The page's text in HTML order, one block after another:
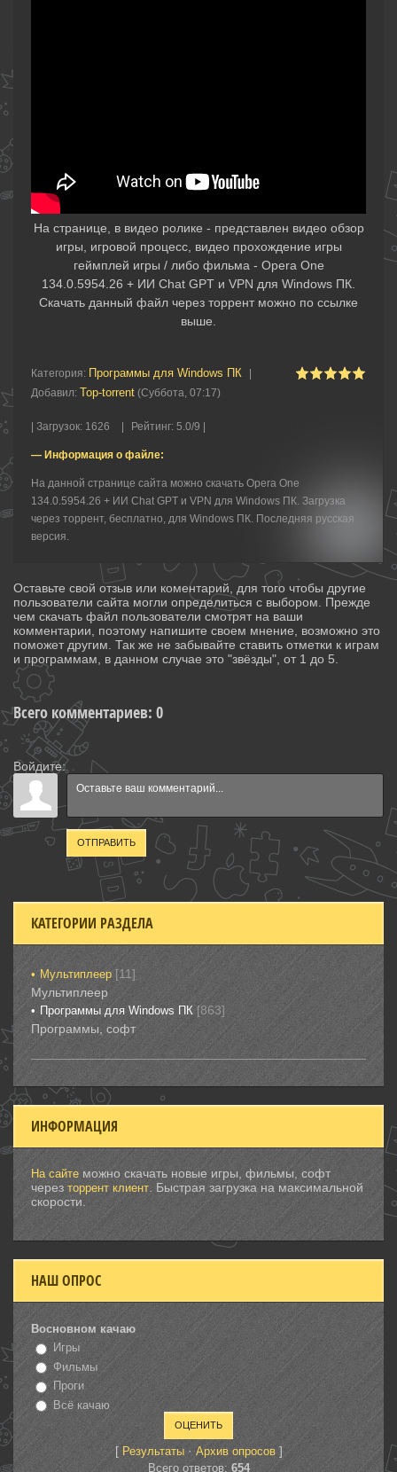
На странице, в видео ролике - представлен видео обзор
игры, игровой процесс, видео прохождение игры
геймплей игры / либо фильма - Opera One
134.0.5954.26 + ИИ Chat GPT и VPN для Windows ПК.
Скачать данный файл через торрент можно по ссылке
выше.
Категория: Программы для Windows ПК
Добавил: Top-torrent (Суббота, 07:17)
Загрузок: 1626 Рейтинг: 5.0/9 |
— Информация о файле:
На данной странице сайта можно скачать Opera One
134.0.5954.26 + ИИ Chat GPT и VPN для Windows ПК. Загрузка
через торрент, бесплатно, для Windows ПК. Последняя русская
версия.
Оставьте свой отзыв или коментарий, для того чтобы другие
пользователи сайта могли определиться с выбором. Прежде
чем скачать файл пользователи смотрят на ваши
комментарии, поэтому напишите своем мнение, возможно это
поможет другим. Так же не забывайте ставить отметки к играм
и программам, в данном случае это "звёзды", от 1 до 5.
Всего комментариев: 0
Войдите:
ОТПРАВИТЬ
КАТЕГОРИИ РАЗДЕЛА
Мультиплеер [11]
Мультиплеер
Программы для Windows ПК [863]
Программы, софт
ИНФОРМАЦИЯ
На сайте можно скачать новые игры, фильмы, софт
через торрент клиент . Быстрая загрузка на максимальной
скорости.
НАШ ОПРОС
Восновном качаю
Игры
Фильмы
Проги
Всё качаю
[ Результаты· Архив опросов]
Всего ответов: 654